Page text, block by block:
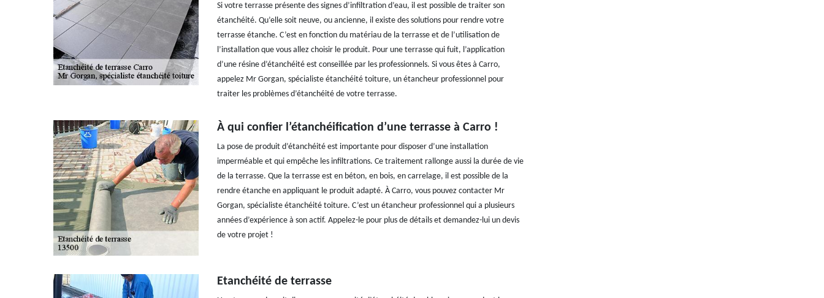
Si votre terrasse présente des signes d’infiltration d’eau, il est possible de traiter son
étanchéité. Qu’elle soit neuve, ou ancienne, il existe des solutions pour rendre votre
terrasse étanche. C’est en fonction du matériau de la terrasse et de l’utilisation de
l’installation que vous allez choisir le produit. Pour une terrasse qui fuit, l’application
d’une résine d’étanchéité est conseillée par les professionnels. Si vous êtes à Carro,
appelez Mr Gorgan, spécialiste étanchéité toiture, un étancheur professionnel pour
traiter les problèmes d’étanchéité de votre terrasse.
À qui confier l’étanchéification d’une terrasse à Carro !
La pose de produit d’étanchéité est importante pour disposer d’une installation
imperméable et qui empêche les infiltrations. Ce traitement rallonge aussi la durée de vie
de la terrasse. Que la terrasse est en béton, en bois, en carrelage, il est possible de la
rendre étanche en appliquant le produit adapté. À Carro, vous pouvez contacter Mr
Gorgan, spécialiste étanchéité toiture. C’est un étancheur professionnel qui a plusieurs
années d’expérience à son actif. Appelez-le pour plus de détails et demandez-lui un devis
de votre projet !
Etanchéité de terrasse